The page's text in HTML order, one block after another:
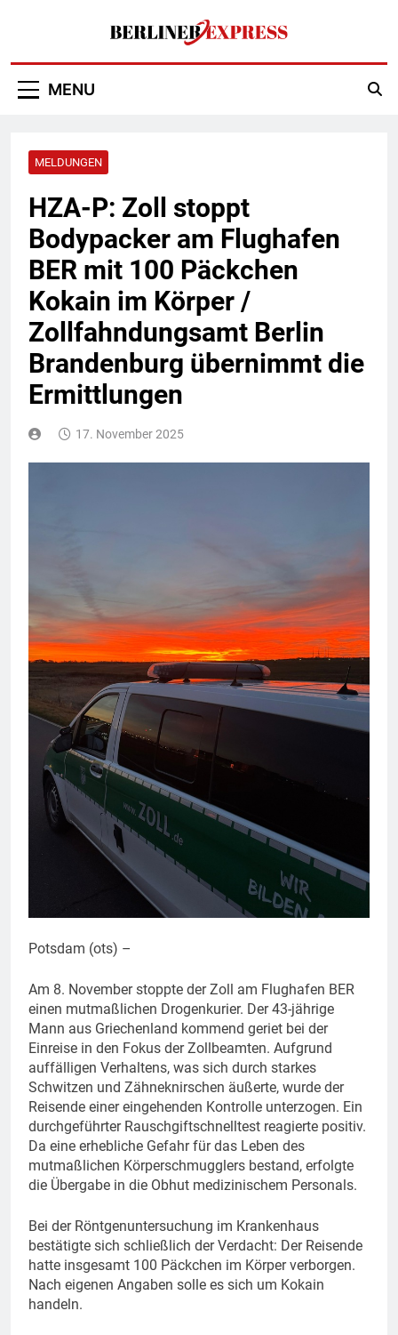
Berliner Express
MENU
MELDUNGEN
HZA-P: Zoll stoppt
Bodypacker am Flughafen
BER mit 100 Päckchen
Kokain im Körper /
Zollfahndungsamt Berlin
Brandenburg übernimmt die
Ermittlungen
17. November 2025
Potsdam (ots) –
Am 8. November stoppte der Zoll am Flughafen BER
einen mutmaßlichen Drogenkurier. Der 43-jährige
Mann aus Griechenland kommend geriet bei der
Einreise in den Fokus der Zollbeamten. Aufgrund
auffälligen Verhaltens, was sich durch starkes
Schwitzen und Zähneknirschen äußerte, wurde der
Reisende einer eingehenden Kontrolle unterzogen. Ein
durchgeführter Rauschgiftschnelltest reagierte positiv.
Da eine erhebliche Gefahr für das Leben des
mutmaßlichen Körperschmugglers bestand, erfolgte
die Übergabe in die Obhut medizinischem Personals.
Bei der Röntgenuntersuchung im Krankenhaus
bestätigte sich schließlich der Verdacht: Der Reisende
hatte insgesamt 100 Päckchen im Körper verborgen.
Nach eigenen Angaben solle es sich um Kokain
handeln.